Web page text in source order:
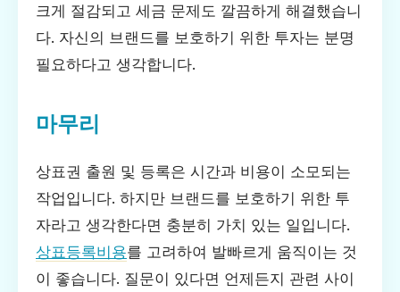
크게 절감되고 세금 문제도 깔끔하게 해결했습니
다. 자신의 브랜드를 보호하기 위한 투자는 분명
필요하다고 생각합니다.
마무리
상표권 출원 및 등록은 시간과 비용이 소모되는
작업입니다. 하지만 브랜드를 보호하기 위한 투
자라고 생각한다면 충분히 가치 있는 일입니다.
상표등록비용를 고려하여 발빠르게 움직이는 것
이 좋습니다. 질문이 있다면 언제든지 관련 사이